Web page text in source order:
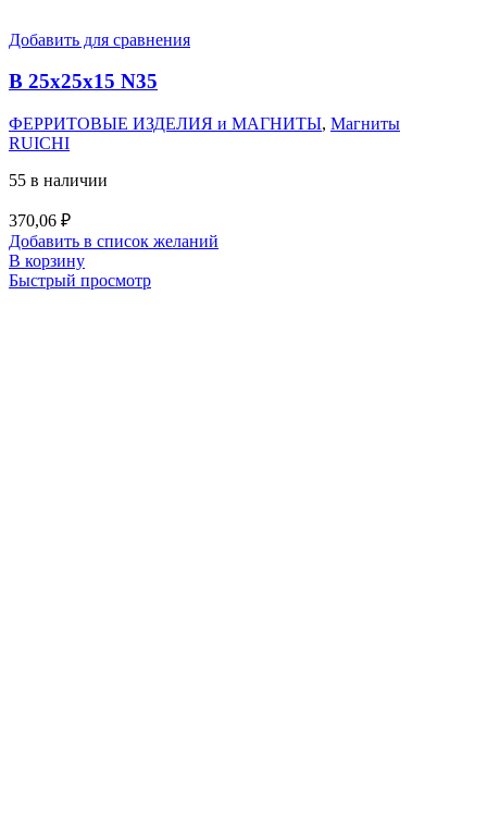
Добавить для сравнения
B 25x25x15 N35
ФЕРРИТОВЫЕ ИЗДЕЛИЯ и МАГНИТЫ, Магниты
RUICHI
55 в наличии
370,06 ₽
Добавить в список желаний
В корзину
Быстрый просмотр